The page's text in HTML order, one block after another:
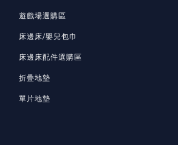
遊戲場選購區
床邊床/嬰兒包巾
床邊床配件選購區
折疊地墊
單片地墊